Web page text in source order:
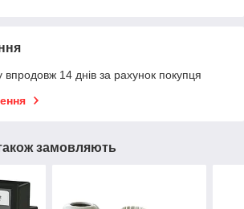
14 днів за рахунок покупця
замовляють